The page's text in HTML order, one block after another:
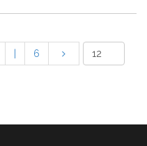
6